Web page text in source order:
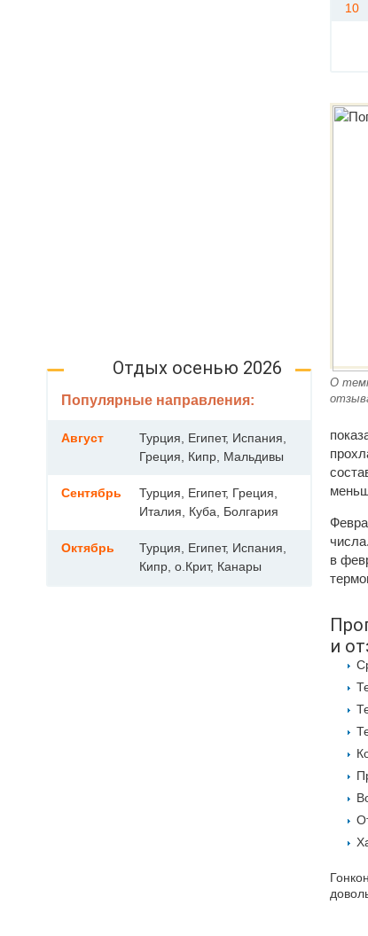
10
О
в
и
Отдых осенью 2026
Популярные направления:
Август
Турция, Египет, Испания,
Греция, Кипр, Мальдивы
Сентябрь
Турция, Египет, Греция,
Италия, Куба, Болгария
Октябрь
Турция, Египет, Испания,
Кипр, о.Крит, Канары